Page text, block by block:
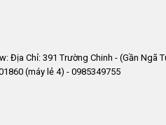
Địa Chỉ: 391 Trường Chinh - (Gần Ngã
(máy lẻ 4) - 0985349755